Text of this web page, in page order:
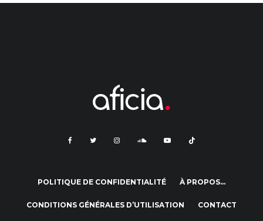
POLITIQUE DE CONFIDENTIALITÉ À PROPOS…
CONDITIONS GÉNÉRALES D’UTILISATION CONTACT